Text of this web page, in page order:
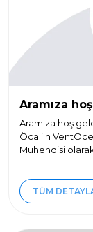
Aramıza
Aramıza hoş
Öcal’ın
Mühendisi
TÜM